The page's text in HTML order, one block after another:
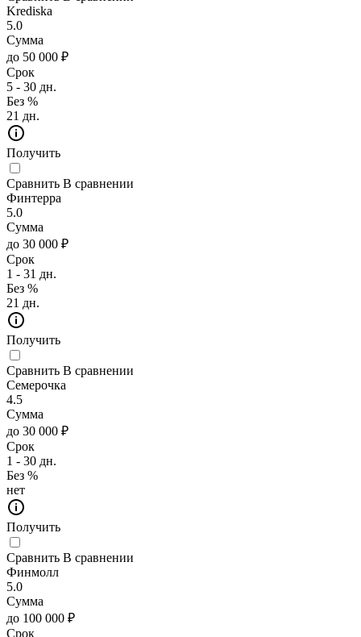
Krediska
5.0
Сумма
до 50 000 ₽
Срок
5 - 30 дн.
Без %
21 дн.
Получить
Сравнить В сравнении
Финтерра
5.0
Сумма
до 30 000 ₽
Срок
1 - 31 дн.
Без %
21 дн.
Получить
Сравнить В сравнении
Семерочка
4.5
Сумма
до 30 000 ₽
Срок
1 - 30 дн.
Без %
нет
Получить
Сравнить В сравнении
Финмолл
5.0
Сумма
до 100 000 ₽
Срок